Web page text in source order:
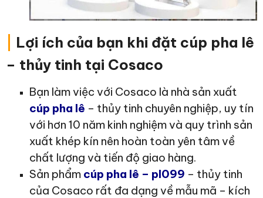
Lợi ích của bạn khi đặt cúp pha lê
– thủy tinh tại Cosaco
Bạn làm việc với Cosaco là nhà sản xuất
cúp pha lê – thủy tinh chuyên nghiệp, uy tín
với hơn 10 năm kinh nghiệm và quy trình sản
xuất khép kín nên hoàn toàn yên tâm về
chất lượng và tiến độ giao hàng.
Sản phẩm cúp pha lê – pl099 – thủy tinh
của Cosaco rất đa dạng về mẫu mã – kích